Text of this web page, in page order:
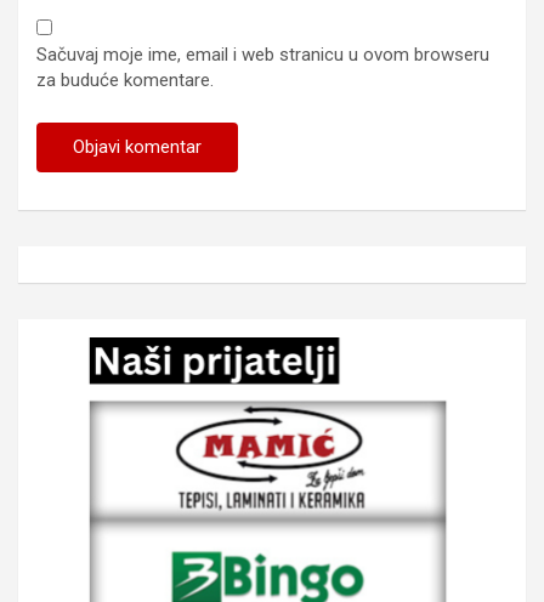
Sačuvaj moje ime, email i web stranicu u ovom browseru
za buduće komentare.